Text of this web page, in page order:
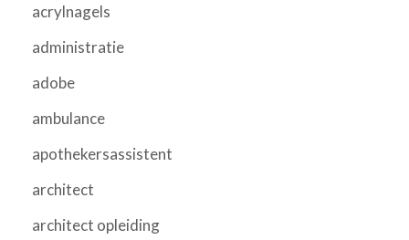
acrylnagels
administratie
adobe
ambulance
apothekersassistent
architect
architect opleiding